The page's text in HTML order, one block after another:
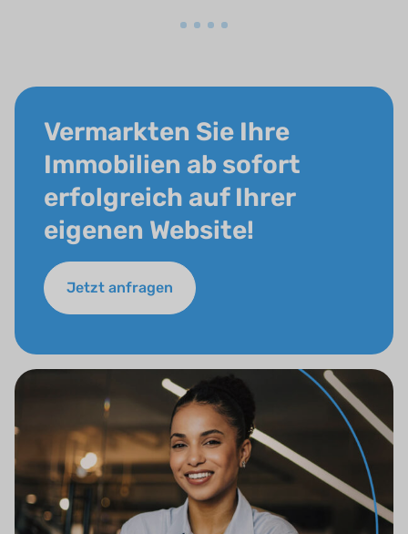
Vermarkten Sie Ihre
Immobilien ab sofort
erfolgreich auf Ihrer
eigenen Website!
Jetzt anfragen